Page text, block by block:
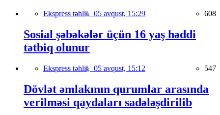
Ekspress təhlil, 05 avqust, 15:29 608
Sosial şəbəkələr üçün 16 yaş həddi
tətbiq olunur
Ekspress təhlil, 05 avqust, 15:12 547
Dövlət əmlakının qurumlar arasında
verilməsi qaydaları sadələşdirilib